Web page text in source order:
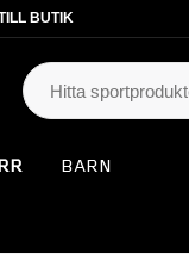
BUTIK
BARN